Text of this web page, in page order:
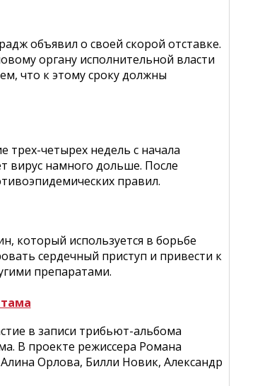
объявил о своей скорой отставке.
органу исполнительной власти
что к этому сроку должны
четырех недель с начала
вирус намного дольше. После
правил.
который используется в борьбе
сердечный приступ и привести к
препаратами.
в записи трибьют-альбома
В проекте режиссера Романа
Орлова, Билли Новик, Александр